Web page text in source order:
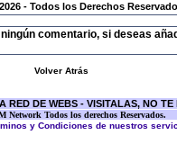
- Todos los Derechos
comentario, si deseas
Volver Atrás
RED DE WEBS - VISITALAS, NO TE
Network Todos los derechos Reservados.
y Condiciones de nuestros